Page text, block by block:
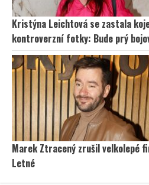
Kristýna Leichtová se zastala
kontroverzní fotky: Bude prý
Marek Ztracený zrušil velkolepé
Letné